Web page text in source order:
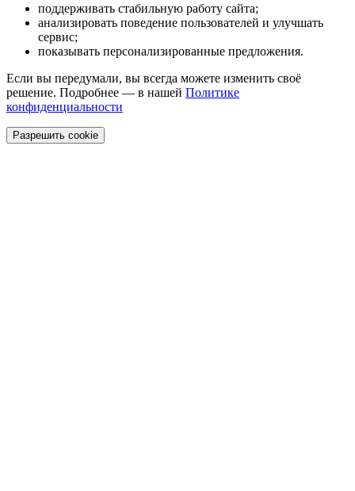
поддерживать стабильную работу сайта;
анализировать поведение пользователей и улучшать
сервис;
показывать персонализированные предложения.
Если вы передумали, вы всегда можете изменить своё
решение. Подробнее — в нашей Политике
конфиденциальности
Разрешить cookie